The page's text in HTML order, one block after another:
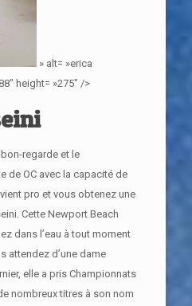
» alt= »erica
height= »275″ />
regarde et le
de OC avec la capacité de
pro et vous obtenez une
Cette Newport Beach
dans l’eau à tout moment
attendez d’une dame
elle a pris Championnats
nombreux titres à son nom